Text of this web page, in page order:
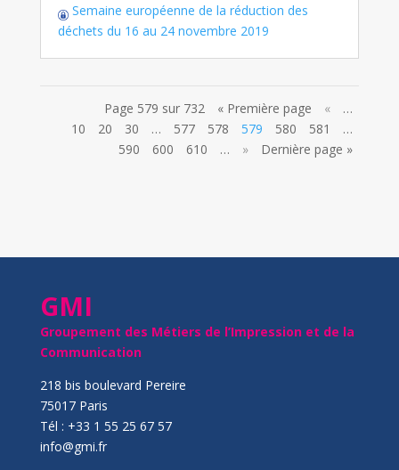
Semaine européenne de la réduction des
déchets du 16 au 24 novembre 2019
Page 579 sur 732 « Première page «
…
10
20 30 … 577 578 579 580 581
…
590
600 610 … » Dernière page »
GMI
Groupement des Métiers de l’Impression et de la
Communication
218 bis boulevard Pereire
75017 Paris
Tél : +33 1 55 25 67 57
info@gmi.fr